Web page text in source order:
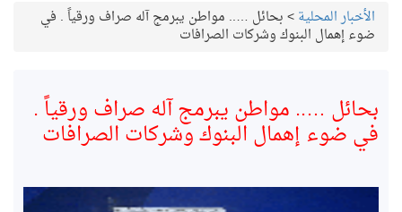
الأخبار المحلية>بحائل ….. مواطن يبرمج آله صراف ورقياً . في
ضوء إهمال البنوك وشركات الصرافات
بحائل ….. مواطن يبرمج آله صراف ورقياً .
في ضوء إهمال البنوك وشركات الصرافات